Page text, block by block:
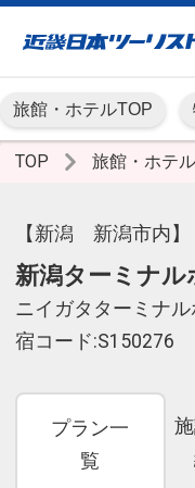
旅館・ホテルTOP
TOP 旅館・ホテ
【新潟 新潟市内】
新潟ターミナル
ニイガタターミナ
宿コード:S150276
プラン一
覧